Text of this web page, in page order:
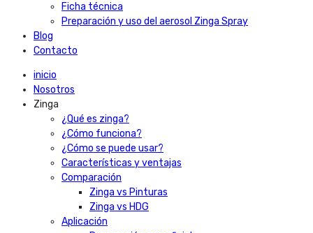
Ficha técnica
Preparación y uso del aerosol Zinga Spray
Blog
Contacto
inicio
Nosotros
Zinga
¿Qué es zinga?
¿Cómo funciona?
¿Cómo se puede usar?
Características y ventajas
Comparación
Zinga vs Pinturas
Zinga vs HDG
Aplicación